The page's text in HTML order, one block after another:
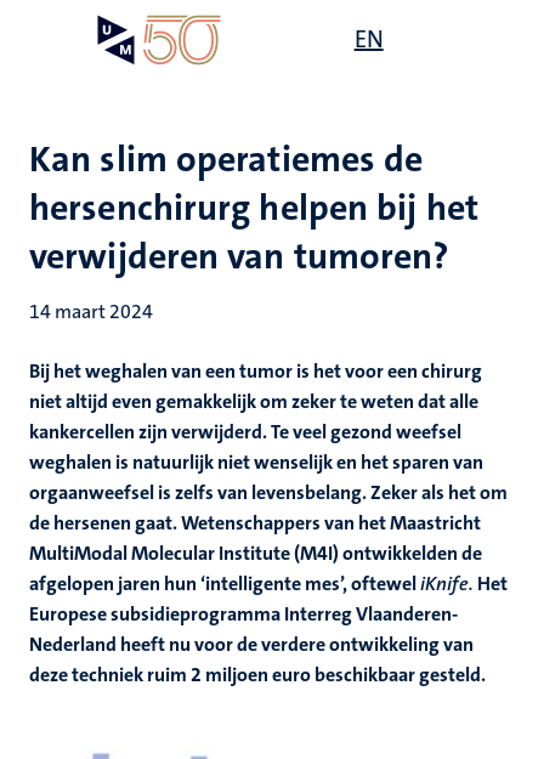
gaan
EN
Kan slim operatiemes de
hersenchirurg helpen bij het
verwijderen van tumoren?
14 maart 2024
Bij het weghalen van een tumor is het voor een chirurg
niet altijd even gemakkelijk om zeker te weten dat alle
kankercellen zijn verwijderd. Te veel gezond weefsel
weghalen is natuurlijk niet wenselijk en het sparen van
orgaanweefsel is zelfs van levensbelang. Zeker als het om
de hersenen gaat. Wetenschappers van het Maastricht
MultiModal Molecular Institute (M4I) ontwikkelden de
afgelopen jaren hun ‘intelligente mes’, ofteweliKnife. Het
Europese subsidieprogramma Interreg Vlaanderen-
Nederland heeft nu voor de verdere ontwikkeling van
deze techniek ruim 2 miljoen euro beschikbaar gesteld.